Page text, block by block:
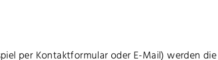
per Kontaktformular oder E-Mail) werden